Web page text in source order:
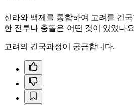
신라와 백제를 통합하여 고려를 건
한 전투나 충돌은 어떤 것이 있었나
고려의 건국과정이 궁금합니다.